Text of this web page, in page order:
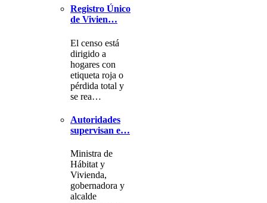
Registro Único
de Vivien…
El censo está
dirigido a
hogares con
etiqueta roja o
pérdida total y
se rea…
Autoridades
supervisan e…
Ministra de
Hábitat y
Vivienda,
gobernadora y
alcalde